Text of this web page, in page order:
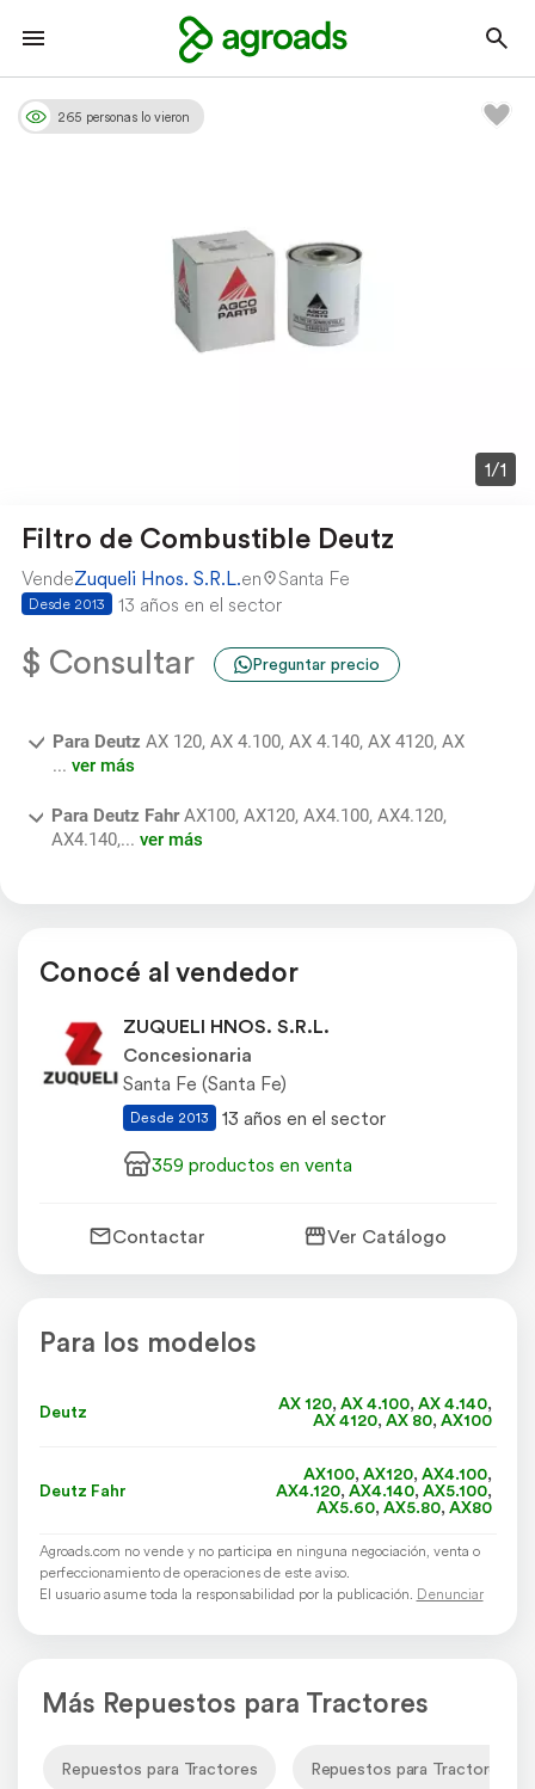
1/1
265 personas lo vieron
Filtro de Combustible Deutz
VendeZuqueli Hnos. S.R.L.en Santa Fe
Desde 2013 13 años en el sector
$ Consultar Preguntar precio
Para Deutz AX 120, AX 4.100, AX 4.140, AX 4120, AX
...ver más
Para Deutz FahrAX100, AX120, AX4.100, AX4.120,
AX4.140,... ver más
Conocé al vendedor
ZUQUELI HNOS. S.R.L.
Concesionaria
Santa Fe (Santa Fe)
Desde 2013
13 años en el sector
359 productos en venta
Contactar Ver Catálogo
Para los modelos
Deutz AX 120, AX 4.100, AX 4.140,
AX 4120, AX 80, AX100
Deutz Fahr
AX100, AX120, AX4.100,
AX4.120, AX4.140, AX5.100,
AX5.60, AX5.80, AX80
Agroads.com no vende y no participa en ninguna negociación, venta o
perfeccionamiento de operaciones de este aviso.
El usuario asume toda la responsabilidad por la publicación. Denunciar
Más Repuestos para Tractores
Repuestos para Tractores Repuestos para Tractores